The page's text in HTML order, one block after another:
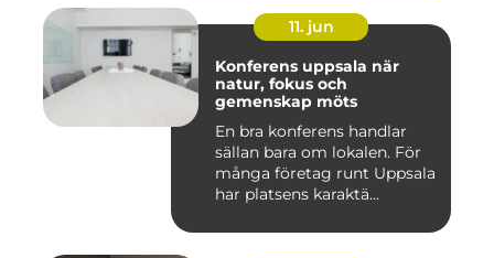
11. jun
Konferens uppsala när
natur, fokus och
gemenskap möts
En bra konferens handlar
sällan bara om lokalen. För
många företag runt Uppsala
har platsens karaktä...